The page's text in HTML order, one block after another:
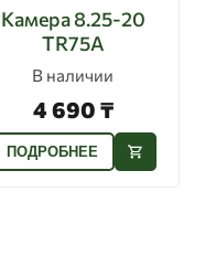
Камера 8.25-20
TR75A
В наличии
4 690 ₸
ПОДРОБНЕЕ